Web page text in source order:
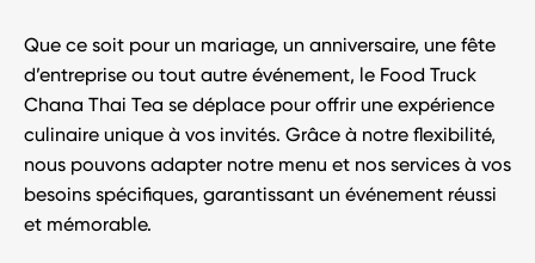
Que ce soit pour un mariage, un anniversaire, une fête
d’entreprise ou tout autre événement, le Food Truck
Chana Thai Tea se déplace pour offrir une expérience
culinaire unique à vos invités. Grâce à notre flexibilité,
nous pouvons adapter notre menu et nos services à vos
besoins spécifiques, garantissant un événement réussi
et mémorable.